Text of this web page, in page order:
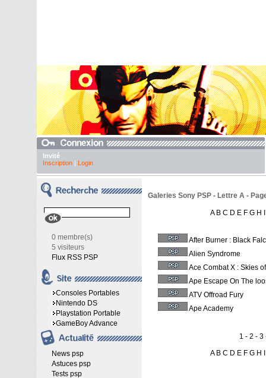
Invité
Inscription| Login
0 membre(s)
5 visiteurs
Flux RSS PSP
Consoles Portables
Nintendo DS
Playstation Portable
GameBoy Advance
News psp
Astuces psp
Tests psp
Galeries Sony PSP - Lettre A -
A B C D E F G H
After Burner : Black
Alien Syndrome
Ace Combat X : Skies
Ape Escape On The
ATV Offroad Fury
Ape Academy
1 - 2 - 3
A B C D E F G H